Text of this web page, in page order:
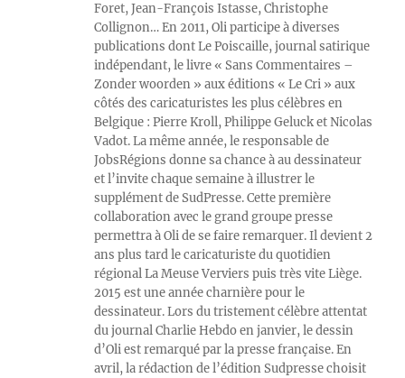
Foret, Jean-François Istasse, Christophe
Collignon… En 2011, Oli participe à diverses
publications dont Le Poiscaille, journal satirique
indépendant, le livre « Sans Commentaires –
Zonder woorden » aux éditions « Le Cri » aux
côtés des caricaturistes les plus célèbres en
Belgique : Pierre Kroll, Philippe Geluck et Nicolas
Vadot. La même année, le responsable de
JobsRégions donne sa chance à au dessinateur
et l’invite chaque semaine à illustrer le
supplément de SudPresse. Cette première
collaboration avec le grand groupe presse
permettra à Oli de se faire remarquer. Il devient 2
ans plus tard le caricaturiste du quotidien
régional La Meuse Verviers puis très vite Liège.
2015 est une année charnière pour le
dessinateur. Lors du tristement célèbre attentat
du journal Charlie Hebdo en janvier, le dessin
d’Oli est remarqué par la presse française. En
avril, la rédaction de l’édition Sudpresse choisit